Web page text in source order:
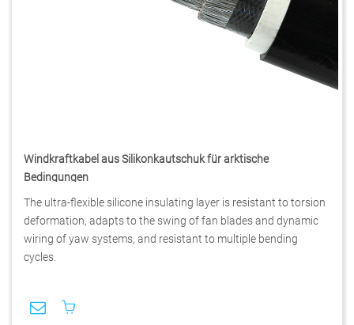
Windkraftkabel aus Silikonkautschuk für arktische
Bedingungen
The ultra-flexible silicone insulating layer is resistant to torsion
deformation, adapts to the swing of fan blades and dynamic
wiring of yaw systems, and resistant to multiple bending
cycles.